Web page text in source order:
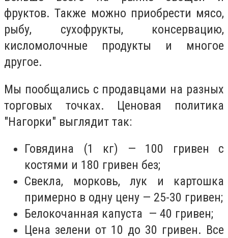
фруктов. Также можно приобрести мясо,
рыбу, сухофрукты, консервацию,
кисломолочные продукты и многое
другое.
Мы пообщались с продавцами на разных
торговых точках. Ценовая политика
"Нагорки" выглядит так:
Говядина (1 кг) — 100 гривен с
костями и 180 гривен без;
Свекла, морковь, лук и картошка
примерно в одну цену — 25-30 гривен;
Белокочанная капуста — 40 гривен;
Цена зелени от 10 до 30 гривен. Все